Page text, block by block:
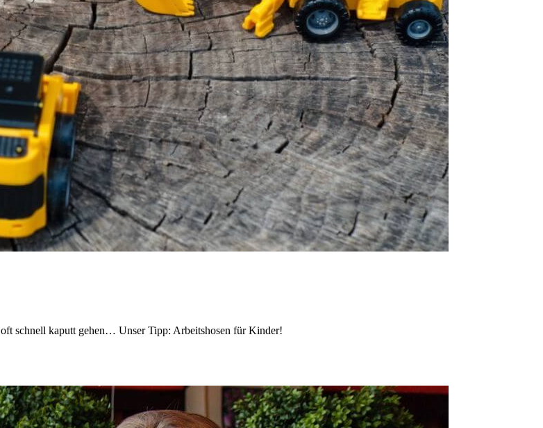
schnell kaputt gehen… Unser Tipp: Arbeitshosen für Kinder!